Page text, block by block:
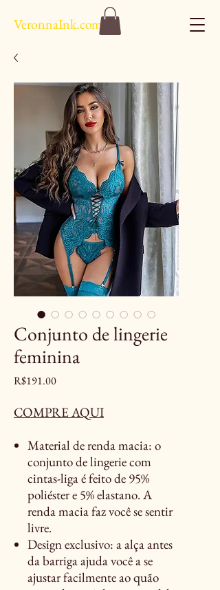
VeronnaInk.com
Conjunto de lingerie
feminina
R$191.00Price
COMPRE AQUI
Material de renda macia: o
conjunto de lingerie com
cintas-liga é feito de 95%
poliéster e 5% elastano. A
renda macia faz você se sentir
livre.
Design exclusivo: a alça antes
da barriga ajuda você a se
ajustar facilmente ao quão